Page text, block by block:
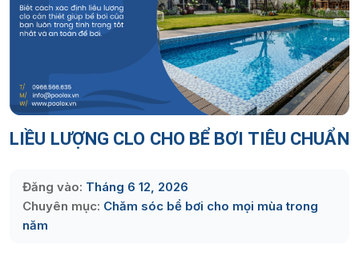
LIỀU LƯỢNG CLO CHO BỂ BƠI TIÊU CHUẨN
Đăng vào: Tháng 6 12, 2026
Chuyên mục: Chăm sóc bể bơi cho mọi mùa trong
năm